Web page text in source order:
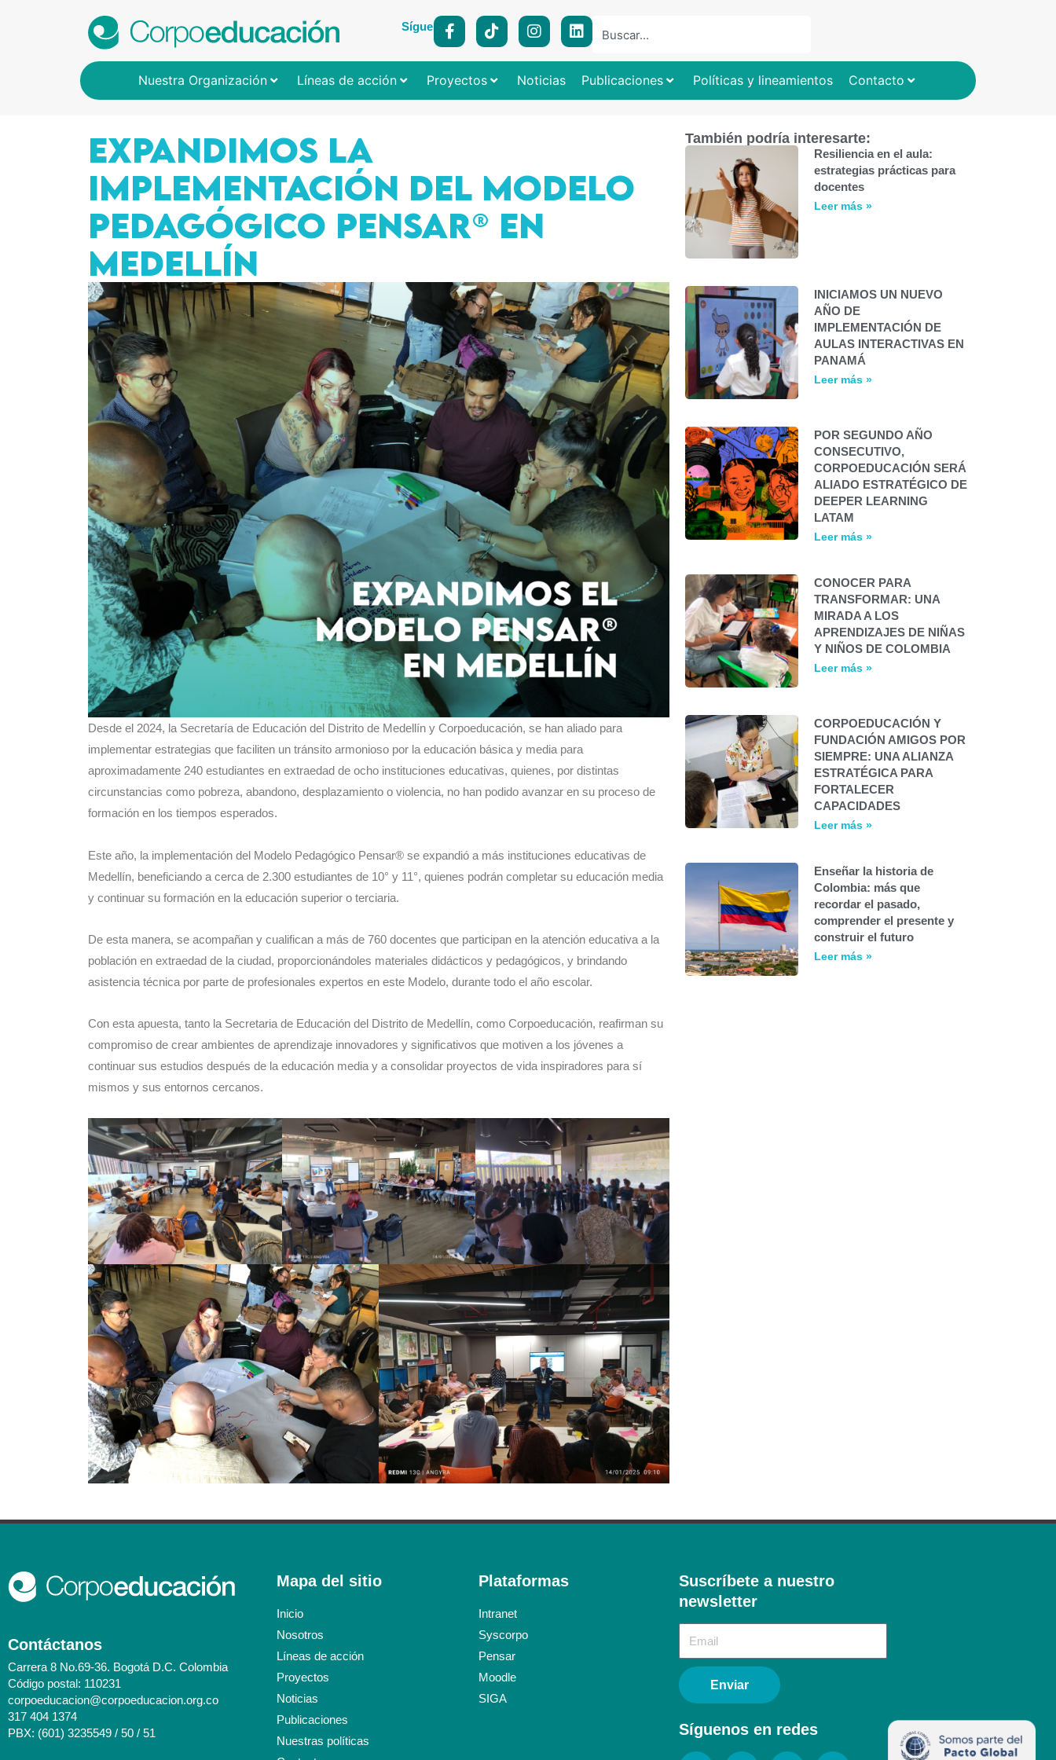
Síguenos:
Nuestra Organización Líneas de acción Proyectos Noticias Publicaciones Políticas y lineamientos Contacto
EXPANDIMOS LA
IMPLEMENTACIÓN DEL MODELO
PEDAGÓGICO PENSAR® EN
MEDELLÍN
Desde el 2024, la Secretaría de Educación del Distrito de Medellín y Corpoeducación, se han aliado para
implementar estrategias que faciliten un tránsito armonioso por la educación básica y media para
aproximadamente 240 estudiantes en extraedad de ocho instituciones educativas, quienes, por distintas
circunstancias como pobreza, abandono, desplazamiento o violencia, no han podido avanzar en su proceso de
formación en los tiempos esperados.
Este año, la implementación del Modelo Pedagógico Pensar® se expandió a más instituciones educativas de
Medellín, beneficiando a cerca de 2.300 estudiantes de 10° y 11°, quienes podrán completar su educación media
y continuar su formación en la educación superior o terciaria.
De esta manera, se acompañan y cualifican a más de 760 docentes que participan en la atención educativa a la
población en extraedad de la ciudad, proporcionándoles materiales didácticos y pedagógicos, y brindando
asistencia técnica por parte de profesionales expertos en este Modelo, durante todo el año escolar.
Con esta apuesta, tanto la Secretaria de Educación del Distrito de Medellín, como Corpoeducación, reafirman su
compromiso de crear ambientes de aprendizaje innovadores y significativos que motiven a los jóvenes a
continuar sus estudios después de la educación media y a consolidar proyectos de vida inspiradores para sí
mismos y sus entornos cercanos.
También podría interesarte:
Resiliencia en el aula:
estrategias prácticas para
docentes
Leer más »
INICIAMOS UN NUEVO
AÑO DE
IMPLEMENTACIÓN DE
AULAS INTERACTIVAS EN
PANAMÁ
Leer más »
POR SEGUNDO AÑO
CONSECUTIVO,
CORPOEDUCACIÓN SERÁ
ALIADO ESTRATÉGICO DE
DEEPER LEARNING
LATAM
Leer más »
CONOCER PARA
TRANSFORMAR: UNA
MIRADA A LOS
APRENDIZAJES DE NIÑAS
Y NIÑOS DE COLOMBIA
Leer más »
CORPOEDUCACIÓN Y
FUNDACIÓN AMIGOS POR
SIEMPRE: UNA ALIANZA
ESTRATÉGICA PARA
FORTALECER
CAPACIDADES
Leer más »
Enseñar la historia de
Colombia: más que
recordar el pasado,
comprender el presente y
construir el futuro
Leer más »
Contáctanos
Carrera 8 No.69-36. Bogotá D.C. Colombia
Código postal: 110231
corpoeducacion@corpoeducacion.org.co
317 404 1374
PBX: (601) 3235549 / 50 / 51
Mapa del sitio
Inicio
Nosotros
Líneas de acción
Proyectos
Noticias
Publicaciones
Nuestras políticas
Plataformas
Intranet
Syscorpo
Pensar
Moodle
SIGA
Suscríbete a nuestro
newsletter​
Enviar
Síguenos en redes